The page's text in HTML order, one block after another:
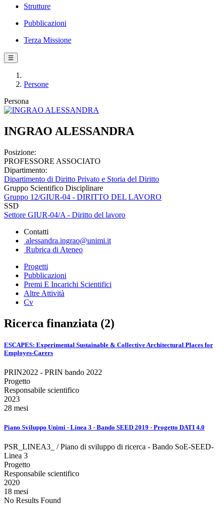
Strutture
Pubblicazioni
Terza Missione
☰
Persone
Persona
INGRAO ALESSANDRA
Posizione:
PROFESSORE ASSOCIATO
Dipartimento:
Dipartimento di Diritto Privato e Storia del Diritto
Gruppo Scientifico Disciplinare
Gruppo 12/GIUR-04 - DIRITTO DEL LAVORO
SSD
Settore GIUR-04/A - Diritto del lavoro
Contatti
alessandra.ingrao@unimi.it
Rubrica di Ateneo
Progetti
Pubblicazioni
Premi E Incarichi Scientifici
Altre Attività
Cv
Ricerca finanziata (2)
ESCAPES: Experimental Sustainable & Collective Architectural Places for
Employes-Carers
PRIN2022 - PRIN bando 2022
Progetto
Responsabile scientifico
2023
28 mesi
Piano Sviluppo Unimi - Linea 3 - Bando SEED 2019 - Progetto DATI 4.0
PSR_LINEA3_ / Piano di sviluppo di ricerca - Bando SoE-SEED-
Linea 3
Progetto
Responsabile scientifico
2020
18 mesi
No Results Found